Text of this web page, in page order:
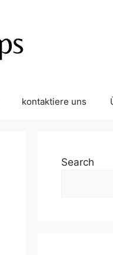
kontaktiere uns
Search